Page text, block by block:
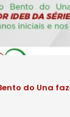
do Una